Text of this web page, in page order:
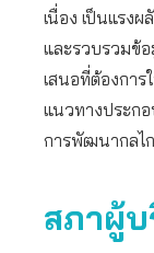
เนื่อง เป็นแรง
และรวบรวมข้
เสนอที่ต้องการ
แนวทางประก
การพัฒนากลไ
สภาผู้